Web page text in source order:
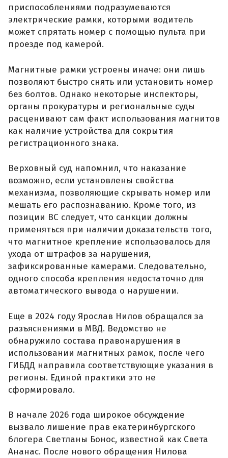
приспособлениями подразумеваются
электрические рамки, которыми водитель
может спрятать номер с помощью пульта при
проезде под камерой.
Магнитные рамки устроены иначе: они лишь
позволяют быстро снять или установить номер
без болтов. Однако некоторые инспекторы,
органы прокуратуры и региональные суды
расценивают сам факт использования магнитов
как наличие устройства для сокрытия
регистрационного знака.
Верховный суд напомнил, что наказание
возможно, если установлены свойства
механизма, позволяющие скрывать номер или
мешать его распознаванию. Кроме того, из
позиции ВС следует, что санкции должны
применяться при наличии доказательств того,
что магнитное крепление использовалось для
ухода от штрафов за нарушения,
зафиксированные камерами. Следовательно,
одного способа крепления недостаточно для
автоматического вывода о нарушении.
Еще в 2024 году Ярослав Нилов обращался за
разъяснениями в МВД. Ведомство не
обнаружило состава правонарушения в
использовании магнитных рамок, после чего
ГИБДД направила соответствующие указания в
регионы. Единой практики это не
сформировало.
В начале 2026 года широкое обсуждение
вызвало лишение прав екатеринбургского
блогера Светланы Бонос, известной как Света
Ананас. После нового обращения Нилова